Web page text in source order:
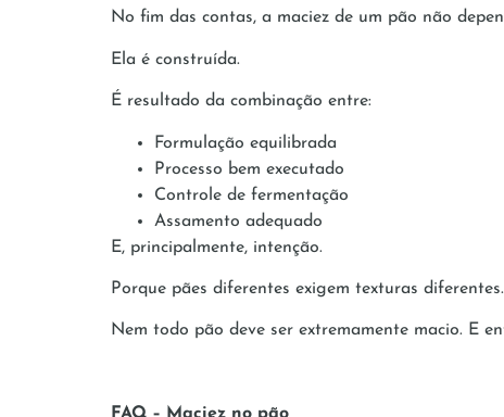
No fim das contas, a maciez de um pão não
Ela é construída.
É resultado da combinação entre:
Formulação equilibrada
Processo bem executado
Controle de fermentação
Assamento adequado
E, principalmente, intenção.
Porque pães diferentes exigem texturas diferentes.
Nem todo pão deve ser extremamente macio. E